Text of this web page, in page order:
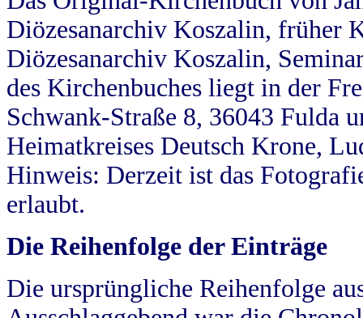
Diözesanarchiv Koszalin, früher
Diözesanarchiv Koszalin,
des Kirchenbuches liegt in der
Schwank-Straße 8, 36043 Fulda
Heimatkreises Deutsch Krone,
Hinweis: Derzeit ist das
erlaubt.
Die Reihenfolge der Einträge
Die ursprüngliche Reihenfolge